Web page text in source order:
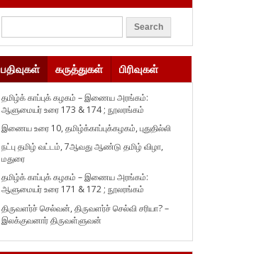
பதிவுகள் கருத்துகள் பிரிவுகள்
தமிழ்க் காப்புக் கழகம் – இணைய அரங்கம்:
ஆளுமையர் உரை 173 & 174 ; நூலரங்கம்
இணைய உரை 10, தமிழ்க்காப்புக்கழகம், புதுதில்லி
நட்பு தமிழ் வட்டம், 7ஆவது ஆண்டு தமிழ் விழா,
மதுரை
தமிழ்க் காப்புக் கழகம் – இணைய அரங்கம்:
ஆளுமையர் உரை 171 & 172 ; நூலரங்கம்
திருவளர்ச் செல்வன், திருவளர்ச் செல்வி சரியா? –
இலக்குவனார் திருவள்ளுவன்